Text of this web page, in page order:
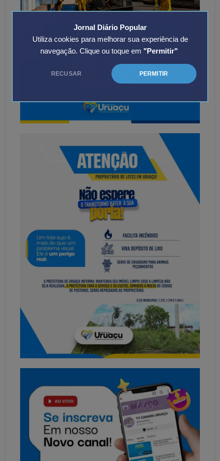
Jornal Diário Popular
Utiliza cookies para melhorar sua experiência de
navegação. Clique ou toque em "Permitir"
RECUSAR PERMITIR